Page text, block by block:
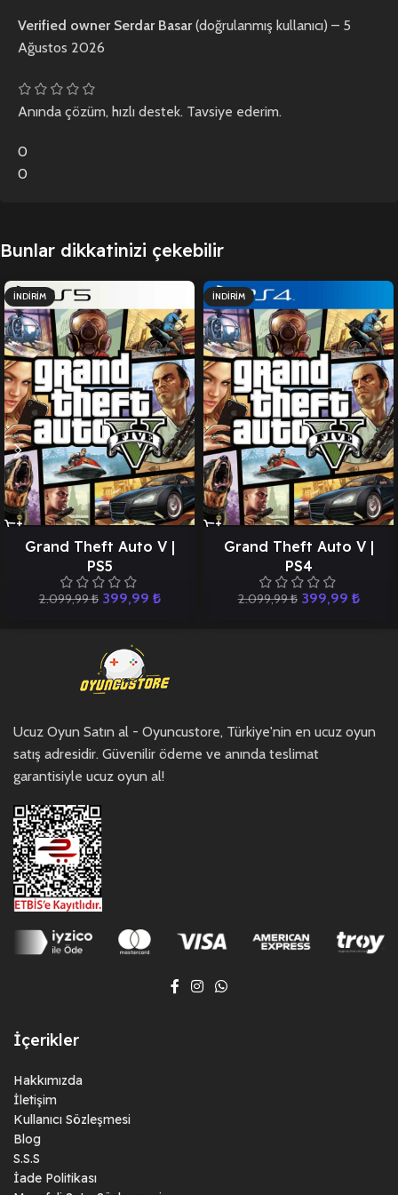
Verified owner Serdar Basar(doğrulanmış kullanıcı) – 5
Ağustos 2026
Anında çözüm, hızlı destek. Tavsiye ederim.
0
0
Bunlar dikkatinizi çekebilir
İNDIRIM
Grand Theft Auto V |
PS5
2.099,99₺ 399,99 ₺
İNDIRIM
Grand Theft Auto V |
PS4
2.099,99₺ 399,99 ₺
Ucuz Oyun Satın al - Oyuncustore, Türkiye'nin en ucuz oyun
satış adresidir. Güvenilir ödeme ve anında teslimat
garantisiyle ucuz oyun al!
İçerikler
Hakkımızda
İletişim
Kullanıcı Sözleşmesi
Blog
S.S.S
İade Politikası